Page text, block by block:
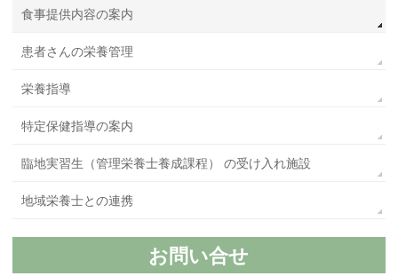
食事提供内容の案内
患者さんの栄養管理
栄養指導
特定保健指導の案内
臨地実習生（管理栄養士養成課程） の受け入れ施設
地域栄養士との連携
お問い合せ